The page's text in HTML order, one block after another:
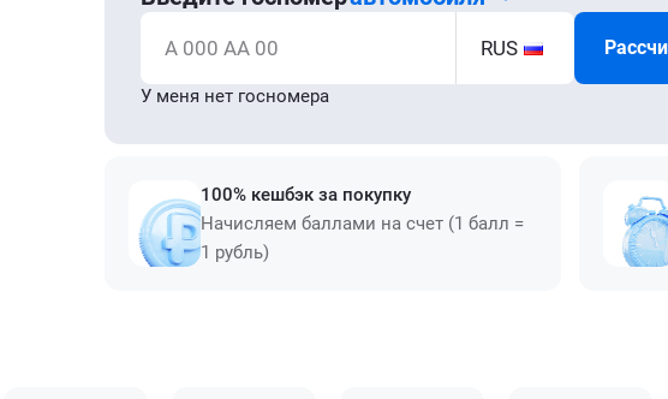
А 000 АА 00 RUS
У меня нет госномера
100% кешбэк за покупку
Начисляем баллами на счет (1 балл =
1 рубль)